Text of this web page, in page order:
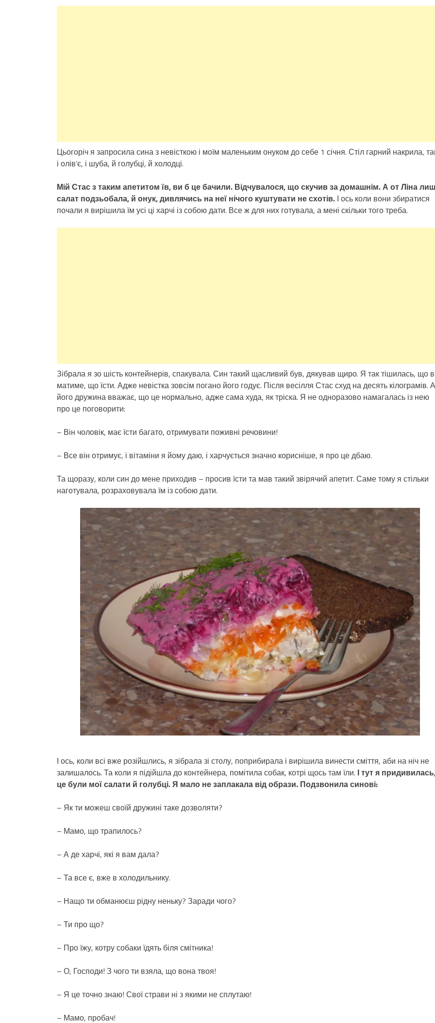
Цьогоріч я запросила сина з невісткою і моїм маленьким онуком до себе 1 січня. Стіл гарний накрила,
і олів’є, і шуба, й голубці, й холодці.
Мій Стас з таким апетитом їв, ви б це бачили. Відчувалося, що скучив за домашнім. А от Ліна
салат подзьобала, й онук, дивлячись на неї нічого куштувати не схотів. І ось коли вони збиратися
почали я вирішила їм усі ці харчі із собою дати. Все ж для них готувала, а мені скільки того треба.
Зібрала я зо шість контейнерів, спакувала. Син такий щасливий був, дякував щиро. Я так тішилась, що
матиме, що їсти. Адже невістка зовсім погано його годує. Після весілля Стас схуд на десять кілограмів. А
його дружина вважає, що це нормально, адже сама худа, як тріска. Я не одноразово намагалась із нею
про це поговорити:
– Він чоловік, має їсти багато, отримувати поживні речовини!
– Все він отримує, і вітаміни я йому даю, і харчується значно корисніше, я про це дбаю.
Та щоразу, коли син до мене приходив – просив їсти та мав такий звірячий апетит. Саме тому я стільки
наготувала, розраховувала їм із собою дати.
І ось, коли всі вже розійшлись, я зібрала зі столу, поприбирала і вирішила винести сміття, аби на ніч не
залишалось. Та коли я підійшла до контейнера, помітила собак, котрі щось там їли. І тут я
це були мої салати й голубці. Я мало не заплакала від образи. Подзвонила синові:
– Як ти можеш своїй дружині таке дозволяти?
– Мамо, що трапилось?
– А де харчі, які я вам дала?
– Та все є, вже в холодильнику.
– Нащо ти обманюєш рідну неньку? Заради чого?
– Ти про що?
– Про їжу, котру собаки їдять біля смітника!
– О, Господи! З чого ти взяла, що вона твоя!
– Я це точно знаю! Свої страви ні з якими не сплутаю!
– Мамо, пробач!